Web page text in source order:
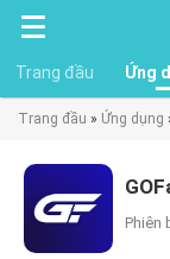
Trang đầu
Ứng
Trang đầu » Ứng dụng
Phiên